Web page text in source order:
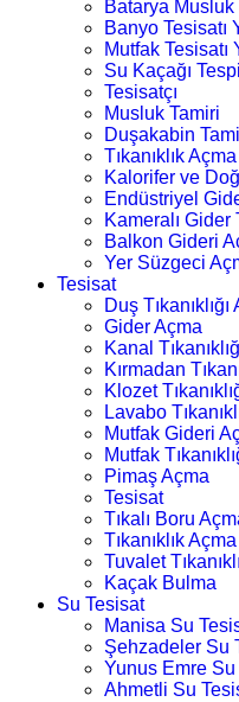
Batarya
Banyo Tesisatı
Mutfak Tesisatı
Su Kaçağı
Tesisatçı
Musluk Tamiri
Duşakabin
Tıkanıklık Açma
Kalorifer ve
Endüstriyel
Kameralı Gider
Balkon Gideri
Yer Süzgeci
Tesisat
Duş Tıkanıklığı
Gider Açma
Kanal
Kırmadan
Klozet
Lavabo
Mutfak Gideri
Mutfak
Pimaş Açma
Tesisat
Tıkalı Boru
Tıkanıklık Açma
Tuvalet
Kaçak Bulma
Su Tesisat
Manisa Su
Şehzadeler Su
Yunus Emre Su
Ahmetli Su